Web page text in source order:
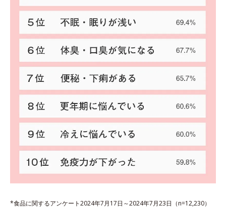
*食品に関するアンケート2024年7月17日～2024年7月23日（n=12,230）